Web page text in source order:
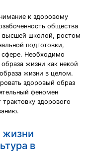
к здоровому
общества
высшей школой, ростом
подготовки,
сфере. Необходимо
жизни как некой
жизни в целом.
здоровый образ
феномен
здорового
жизни
в